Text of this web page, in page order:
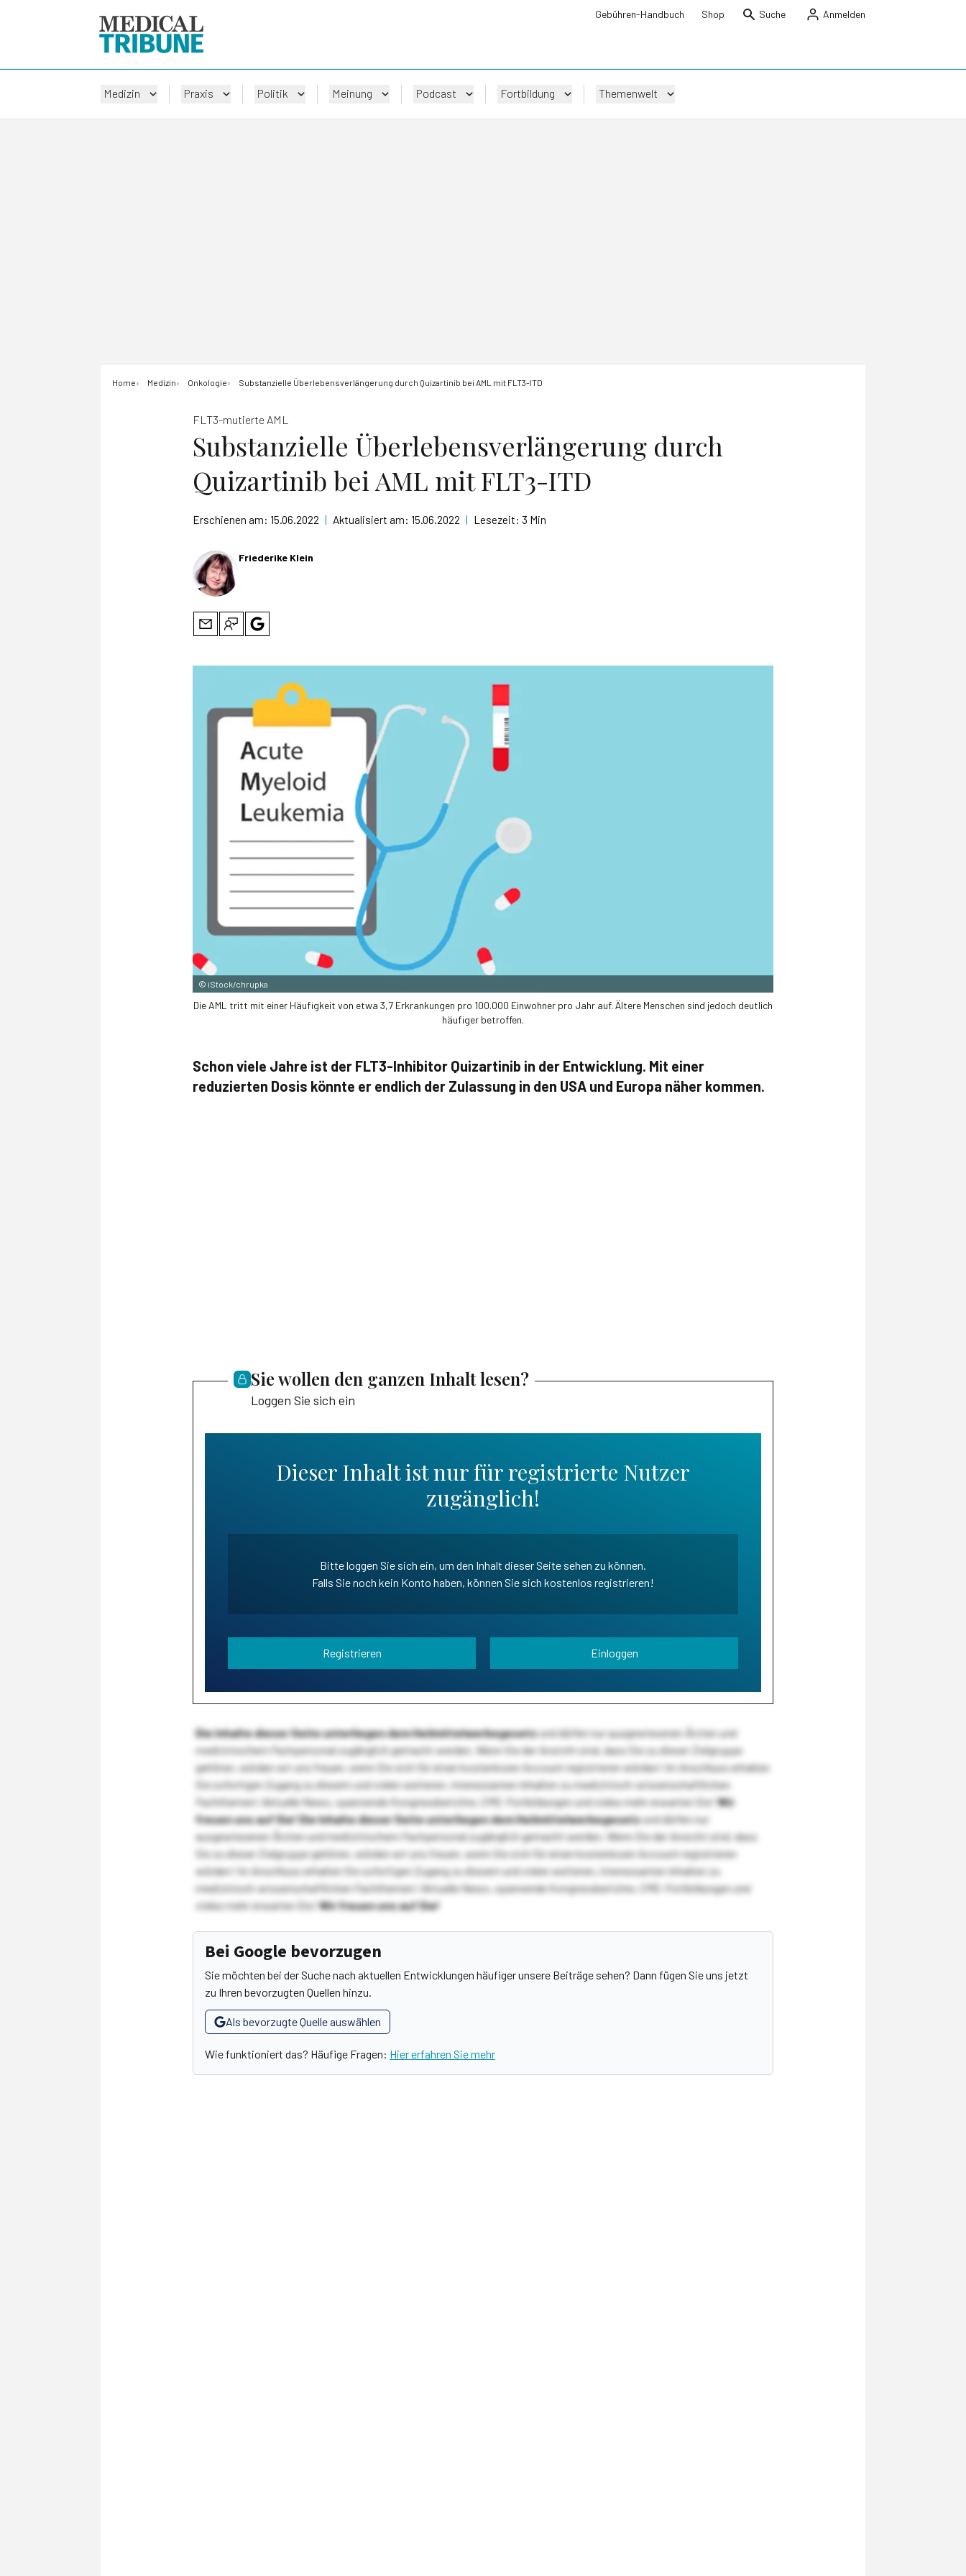
Gebühren-Handbuch Shop Suche Anmelden
Medizin Praxis Politik Meinung Podcast Fortbildung Themenwelt
Home Medizin Onkologie Substanzielle Überlebensverlängerung durch Quizartinib bei AML mit FLT3-ITD
FLT3-mutierte AML
Substanzielle Überlebensverlängerung durch
Quizartinib bei AML mit FLT3-ITD
Erschienen am: 15.06.2022 | Aktualisiert am: 15.06.2022 | Lesezeit: 3 Min
Friederike Klein
© iStock/chrupka
Die AML tritt mit einer Häufigkeit von etwa 3,7 Erkrankungen pro 100.000 Einwohner pro Jahr auf. Ältere Menschen sind jedoch deutlich
häufiger betroffen.
Schon viele Jahre ist der FLT3-Inhibitor Quizartinib in der Entwicklung. Mit einer
reduzierten Dosis könnte er endlich der Zulassung in den USA und Europa näher kommen.
Sie wollen den ganzen Inhalt lesen?
Loggen Sie sich ein
Dieser Inhalt ist nur für registrierte Nutzer
zugänglich!
Bitte loggen Sie sich ein, um den Inhalt dieser Seite sehen zu können.
Falls Sie noch kein Konto haben, können Sie sich kostenlos registrieren!
Registrieren Einloggen
Die Inhalte dieser Seite unterliegen dem Heilmittelwerbegesetzund dürfen nur ausgewiesenen Ärzten und
medizinischem Fachpersonal zugänglich gemacht werden. Wenn Sie der Ansicht sind, dass Sie zu dieser Zielgruppe
gehören, würden wir uns freuen, wenn Sie sich für einen kostenlosen Account registrieren würden! Im Anschluss erhalten
Sie sofortigen Zugang zu diesem und vielen weiteren, interessanten Inhalten zu medizinisch-wissenschaftlichen
Fachthemen! Aktuelle News, spannende Kongressberichte, CME-Fortbildungen und vieles mehr erwarten Sie!Wir
freuen uns auf Sie!Die Inhalte dieser Seite unterliegen dem Heilmittelwerbegesetzund dürfen nur
ausgewiesenen Ärzten und medizinischem Fachpersonal zugänglich gemacht werden. Wenn Sie der Ansicht sind, dass
Sie zu dieser Zielgruppe gehören, würden wir uns freuen, wenn Sie sich für einen kostenlosen Account registrieren
würden! Im Anschluss erhalten Sie sofortigen Zugang zu diesem und vielen weiteren, interessanten Inhalten zu
medizinisch-wissenschaftlichen Fachthemen! Aktuelle News, spannende Kongressberichte, CME-Fortbildungen und
vieles mehr erwarten Sie!Wir freuen uns auf Sie!
Bei Google bevorzugen
Sie möchten bei der Suche nach aktuellen Entwicklungen häufiger unsere Beiträge sehen? Dann fügen Sie uns jetzt
zu Ihren bevorzugten Quellen hinzu.
Als bevorzugte Quelle auswählen
Wie funktioniert das? Häufige Fragen: Hier erfahren Sie mehr